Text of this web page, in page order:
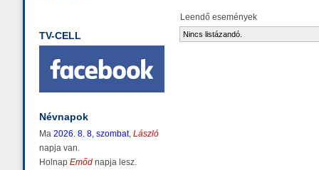
TV-CELL
Névnapok
Ma 2026. 8. 8, szombat, László
napja van.
Holnap Emőd napja lesz.
Leendő események
Nincs listázandó.